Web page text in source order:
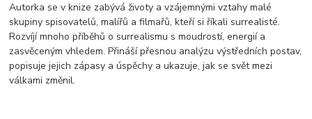
Autorka se v knize zabývá životy a vzájemnými vztahy malé
skupiny spisovatelů, malířů a filmařů, kteří si říkali surrealisté.
Rozvíjí mnoho příběhů o surrealismu s moudrostí, energií a
zasvěceným vhledem. Přináší přesnou analýzu výstředních postav,
popisuje jejich zápasy a úspěchy a ukazuje, jak se svět mezi
válkami změnil.